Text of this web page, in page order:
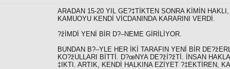
ARADAN 15-20 YIL GE?‡TİKTEN SONRA KİMİN
KAMUOYU KENDİ VİCDANINDA KARARINI VERDİ.
?žİMDİ YENİ BİR D?–NEME GİRİLİYOR.
BUNDAN B?–YLE HER İKİ TARAFIN YENİ BİR
KO?žULLARI BİTTİ. D?œNYA DE?žİ?žTİ. İNSAN
‡IKTI. ARTIK, KENDİ HALKINA EZİYET ?‡EKTİREN,